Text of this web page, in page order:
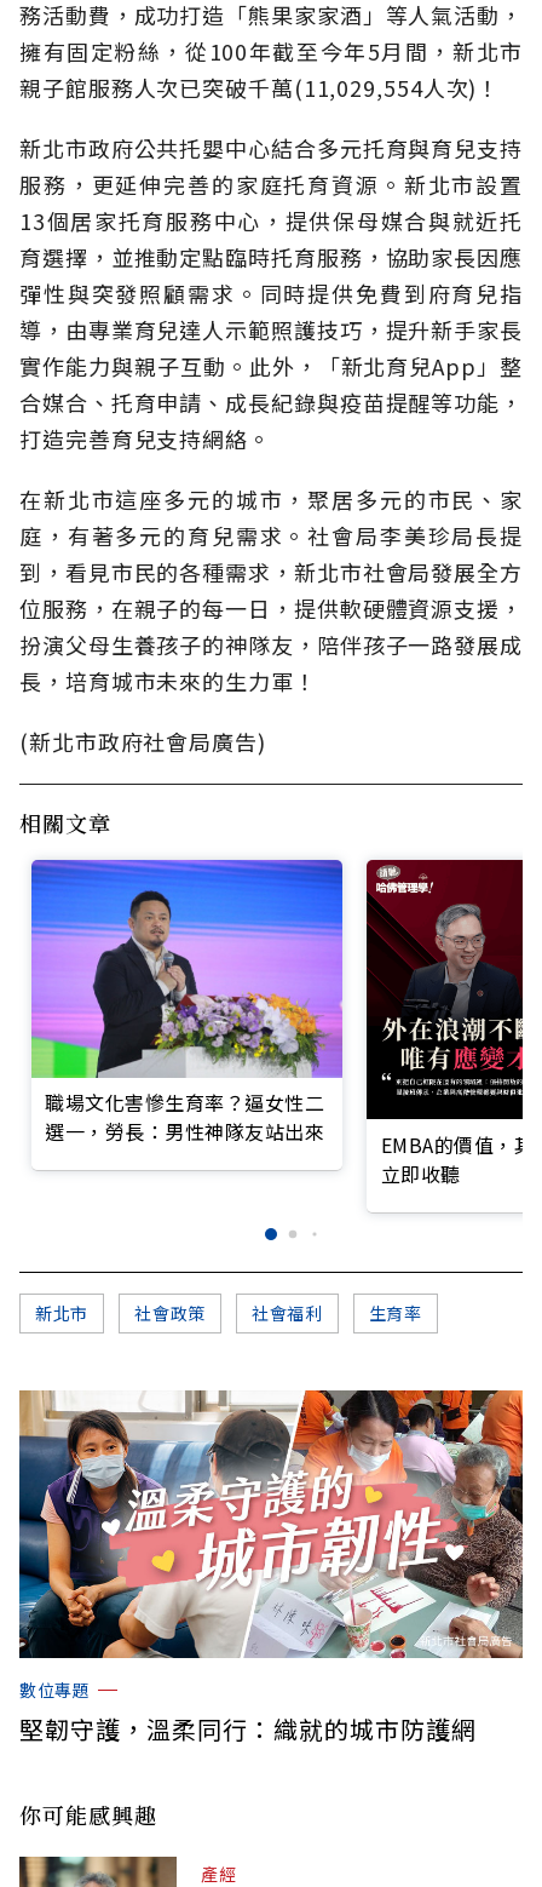
務活動費，成功打造「熊果家家酒」等人氣活動，
擁有固定粉絲，從100年截至今年5月間，新北市
親子館服務人次已突破千萬(11,029,554人次)！
新北市政府公共托嬰中心結合多元托育與育兒支持
服務，更延伸完善的家庭托育資源。新北市設置
13個居家托育服務中心，提供保母媒合與就近托
育選擇，並推動定點臨時托育服務，協助家長因應
彈性與突發照顧需求。同時提供免費到府育兒指
導，由專業育兒達人示範照護技巧，提升新手家長
實作能力與親子互動。此外，「新北育兒App」整
合媒合、托育申請、成長紀錄與疫苗提醒等功能，
打造完善育兒支持網絡。
在新北市這座多元的城市，聚居多元的市民、家
庭，有著多元的育兒需求。社會局李美珍局長提
到，看見市民的各種需求，新北市社會局發展全方
位服務，在親子的每一日，提供軟硬體資源支援，
扮演父母生養孩子的神隊友，陪伴孩子一路發展成
長，培育城市未來的生力軍！
(新北市政府社會局廣告)
相關文章
職場文化害慘生育率？逼女性二
選一，勞長：男性神隊友站出來
EMBA的價值，
立即收聽
新北市 社會政策 社會福利 生育率
數位專題
堅韌守護，溫柔同行：織就的城市防護網
你可能感興趣
產經